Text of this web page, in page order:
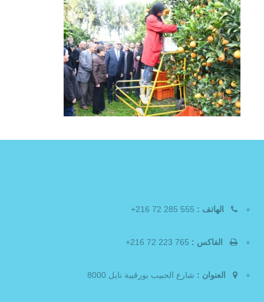
الهاتف :
الفاكس :
العنوان : شارع الحبيب بورقيبة نابل 8000